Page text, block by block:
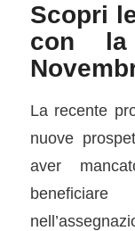
Scopri
con
La recente
nuove
aver